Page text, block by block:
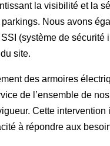
la visibilité et la
Nous avons
(système de
site.
des armoires
de l’ensemble de
Cette
à répondre aux